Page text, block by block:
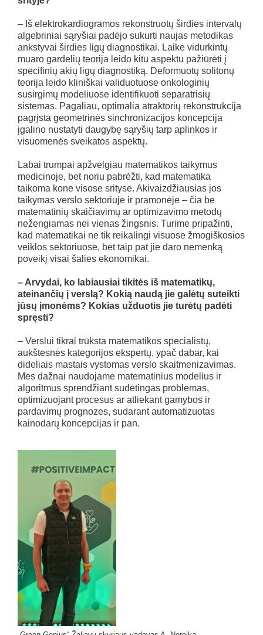
– Iš elektrokardiogramos rekonstruotų širdies intervalų
algebriniai sąryšiai padėjo sukurti naujas metodikas
ankstyvai širdies ligų diagnostikai. Laike vidurkintų
muaro gardelių teorija leido kitu aspektu pažiūrėti į
specifinių akių ligų diagnostiką. Deformuotų solitonų
teorija leido kliniškai validuotuose onkologinių
susirgimų modeliuose identifikuoti separatrisių
sistemas. Pagaliau, optimalia atraktorių rekonstrukcija
pagrįsta geometrinės sinchronizacijos koncepcija
įgalino nustatyti daugybę sąryšių tarp aplinkos ir
visuomenės sveikatos aspektų.
Labai trumpai apžvelgiau matematikos taikymus
medicinoje, bet noriu pabrėžti, kad matematika
taikoma kone visose srityse. Akivaizdžiausias jos
taikymas verslo sektoriuje ir pramonėje – čia be
matematinių skaičiavimų ar optimizavimo metodų
nežengiamas nei vienas žingsnis. Turime pripažinti,
kad matematikai ne tik reikalingi visuose žmogiškosios
veiklos sektoriuose, bet taip pat jie daro nemenką
poveikį visai šalies ekonomikai.
– Arvydai, ko labiausiai tikitės iš matematikų,
ateinančių į verslą? Kokią naudą jie galėtų suteikti
jūsų įmonėms? Kokias užduotis jie turėtų padėti
spręsti?
– Verslui tikrai trūksta matematikos specialistų,
aukštesnės kategorijos ekspertų, ypač dabar, kai
dideliais mastais vystomas verslo skaitmenizavimas.
Mes dažnai naudojame matematinius modelius ir
algoritmus sprendžiant sudėtingas problemas,
optimizuojant procesus ar atliekant gamybos ir
pardavimų prognozes, sudarant automatizuotas
kainodarų koncepcijas ir pan.